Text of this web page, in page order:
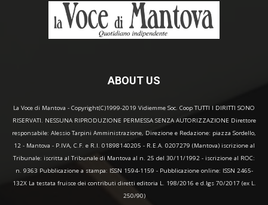
ABOUT US
La Voce di Mantova - Copyright(C)1999-2019 Vidiemme Soc. Coop TUTTI I DIRITTI SONO
RISERVATI. NESSUNA RIPRODUZIONE PERMESSA SENZA AUTORIZZAZIONE Direttore
responsabile: Alessio Tarpini Amministrazione, Direzione e Redazione: piazza Sordello,
12 - Mantova - P.IVA, C.F. e R.I. 01898140205 - R.E.A. 0207279 (Mantova) iscrizione al
Tribunale: iscritta al Tribunale di Mantova al n. 25 del 30/11/1992 - iscrizione al ROC:
n. 9363 Pubblicazione a stampa: ISSN 1594-1159 - Pubblicazione online: ISSN 2465-
132X La testata fruisce dei contributi diretti editoria L. 198/2016 e d.lgs 70/2017 (ex L.
250/90)